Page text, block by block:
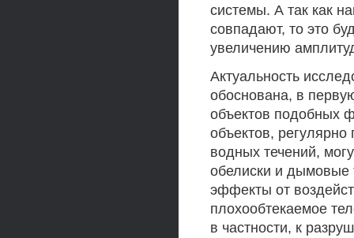
системы. А так как
совпадают, то это
увеличению
Актуальность
обоснована, в
объектов подобных
объектов, регулярно
водных течений,
обелиски и дымовые
эффекты от
плохообтекаемое
в частности, к